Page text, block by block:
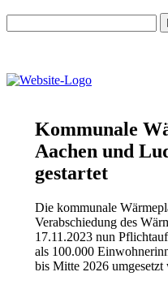
Search
for:
Kommunale
Aachen und
gestartet
Die kommunale
Verabschiedung des
17.11.2023 nun
als 100.000
bis Mitte 2026 umgesetzt